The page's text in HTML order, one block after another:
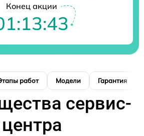
Конец акции
работ Модели Гарантия
сервис-
центра